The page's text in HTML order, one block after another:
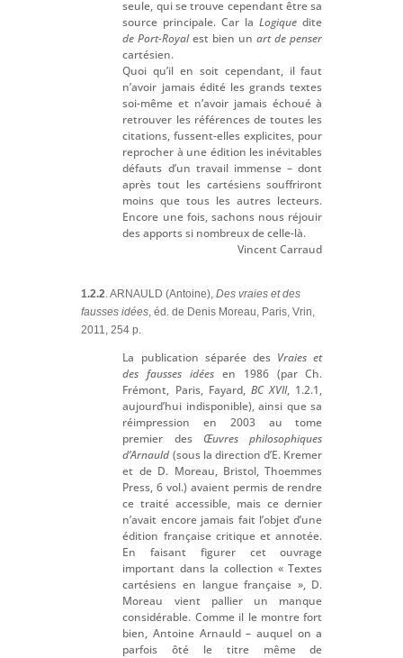
seule, qui se trouve cependant être sa
source principale. Car laLogique dite
de Port-Royalest bien unart de penser
cartésien.
Quoi qu’il en soit cependant, il faut
n’avoir jamais édité les grands textes
soi-même et n’avoir jamais échoué à
retrouver les références de toutes les
citations, fussent-elles explicites, pour
reprocher à une édition les inévitables
défauts d’un travail immense – dont
après tout les cartésiens souffriront
moins que tous les autres lecteurs.
Encore une fois, sachons nous réjouir
des apports si nombreux de celle-là.
Vincent Carraud
1.2.2. ARNAULD (Antoine), Des vraies et des
fausses idées, éd. de Denis Moreau, Paris, Vrin,
2011, 254 p.
La publication séparée des Vraies et
des fausses idées en 1986 (par Ch.
Frémont, Paris, Fayard,BC XVII, 1.2.1,
aujourd’hui indisponible), ainsi que sa
réimpression en 2003 au tome
premier des Œuvres philosophiques
d’Arnauld (sous la direction d’E. Kremer
et de D. Moreau, Bristol, Thoemmes
Press, 6 vol.) avaient permis de rendre
ce traité accessible, mais ce dernier
n’avait encore jamais fait l’objet d’une
édition française critique et annotée.
En faisant figurer cet ouvrage
important dans la collection « Textes
cartésiens en langue française », D.
Moreau vient pallier un manque
considérable. Comme il le montre fort
bien, Antoine Arnauld – auquel on a
parfois ôté le titre même de